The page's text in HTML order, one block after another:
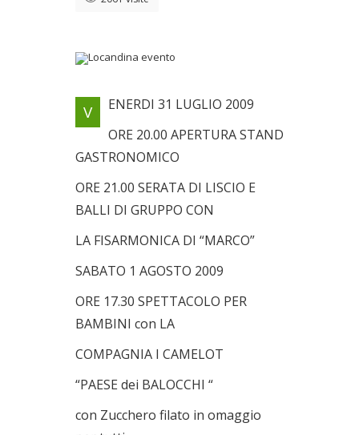
Locandina evento
Dal 31/07/2009 al
02/08/2009
V
ENERDI 31 LUGLIO 2009
ORE 20.00 APERTURA STAND
GASTRONOMICO
ORE 21.00 SERATA DI LISCIO E
BALLI DI GRUPPO CON
LA FISARMONICA DI “MARCO”
SABATO 1 AGOSTO 2009
ORE 17.30 SPETTACOLO PER
BAMBINI con LA
COMPAGNIA I CAMELOT
“PAESE dei BALOCCHI “
con Zucchero filato in omaggio